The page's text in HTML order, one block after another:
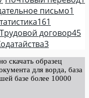
письмо1
161
Трудовой договор45
3
скачать образец
для ворда, база
базе более 10000